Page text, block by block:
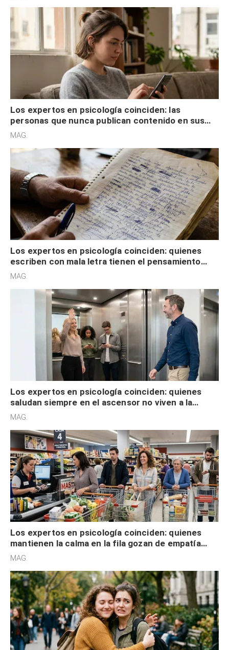
Los expertos en psicología coinciden: las
personas que nunca publican contenido en sus
redes sociales no pretenden buscar validación
MAG.
Los expertos en psicología coinciden: quienes
escriben con mala letra tienen el pensamiento
acelerado y no lo hacen por desinterés
MAG.
Los expertos en psicología coinciden: quienes
saludan siempre en el ascensor no viven a la
defensiva y tienen apertura social
MAG.
Los expertos en psicología coinciden: quienes
mantienen la calma en la fila gozan de empatía
cognitiva, gratitud y no solo tienen autocontrol
MAG.